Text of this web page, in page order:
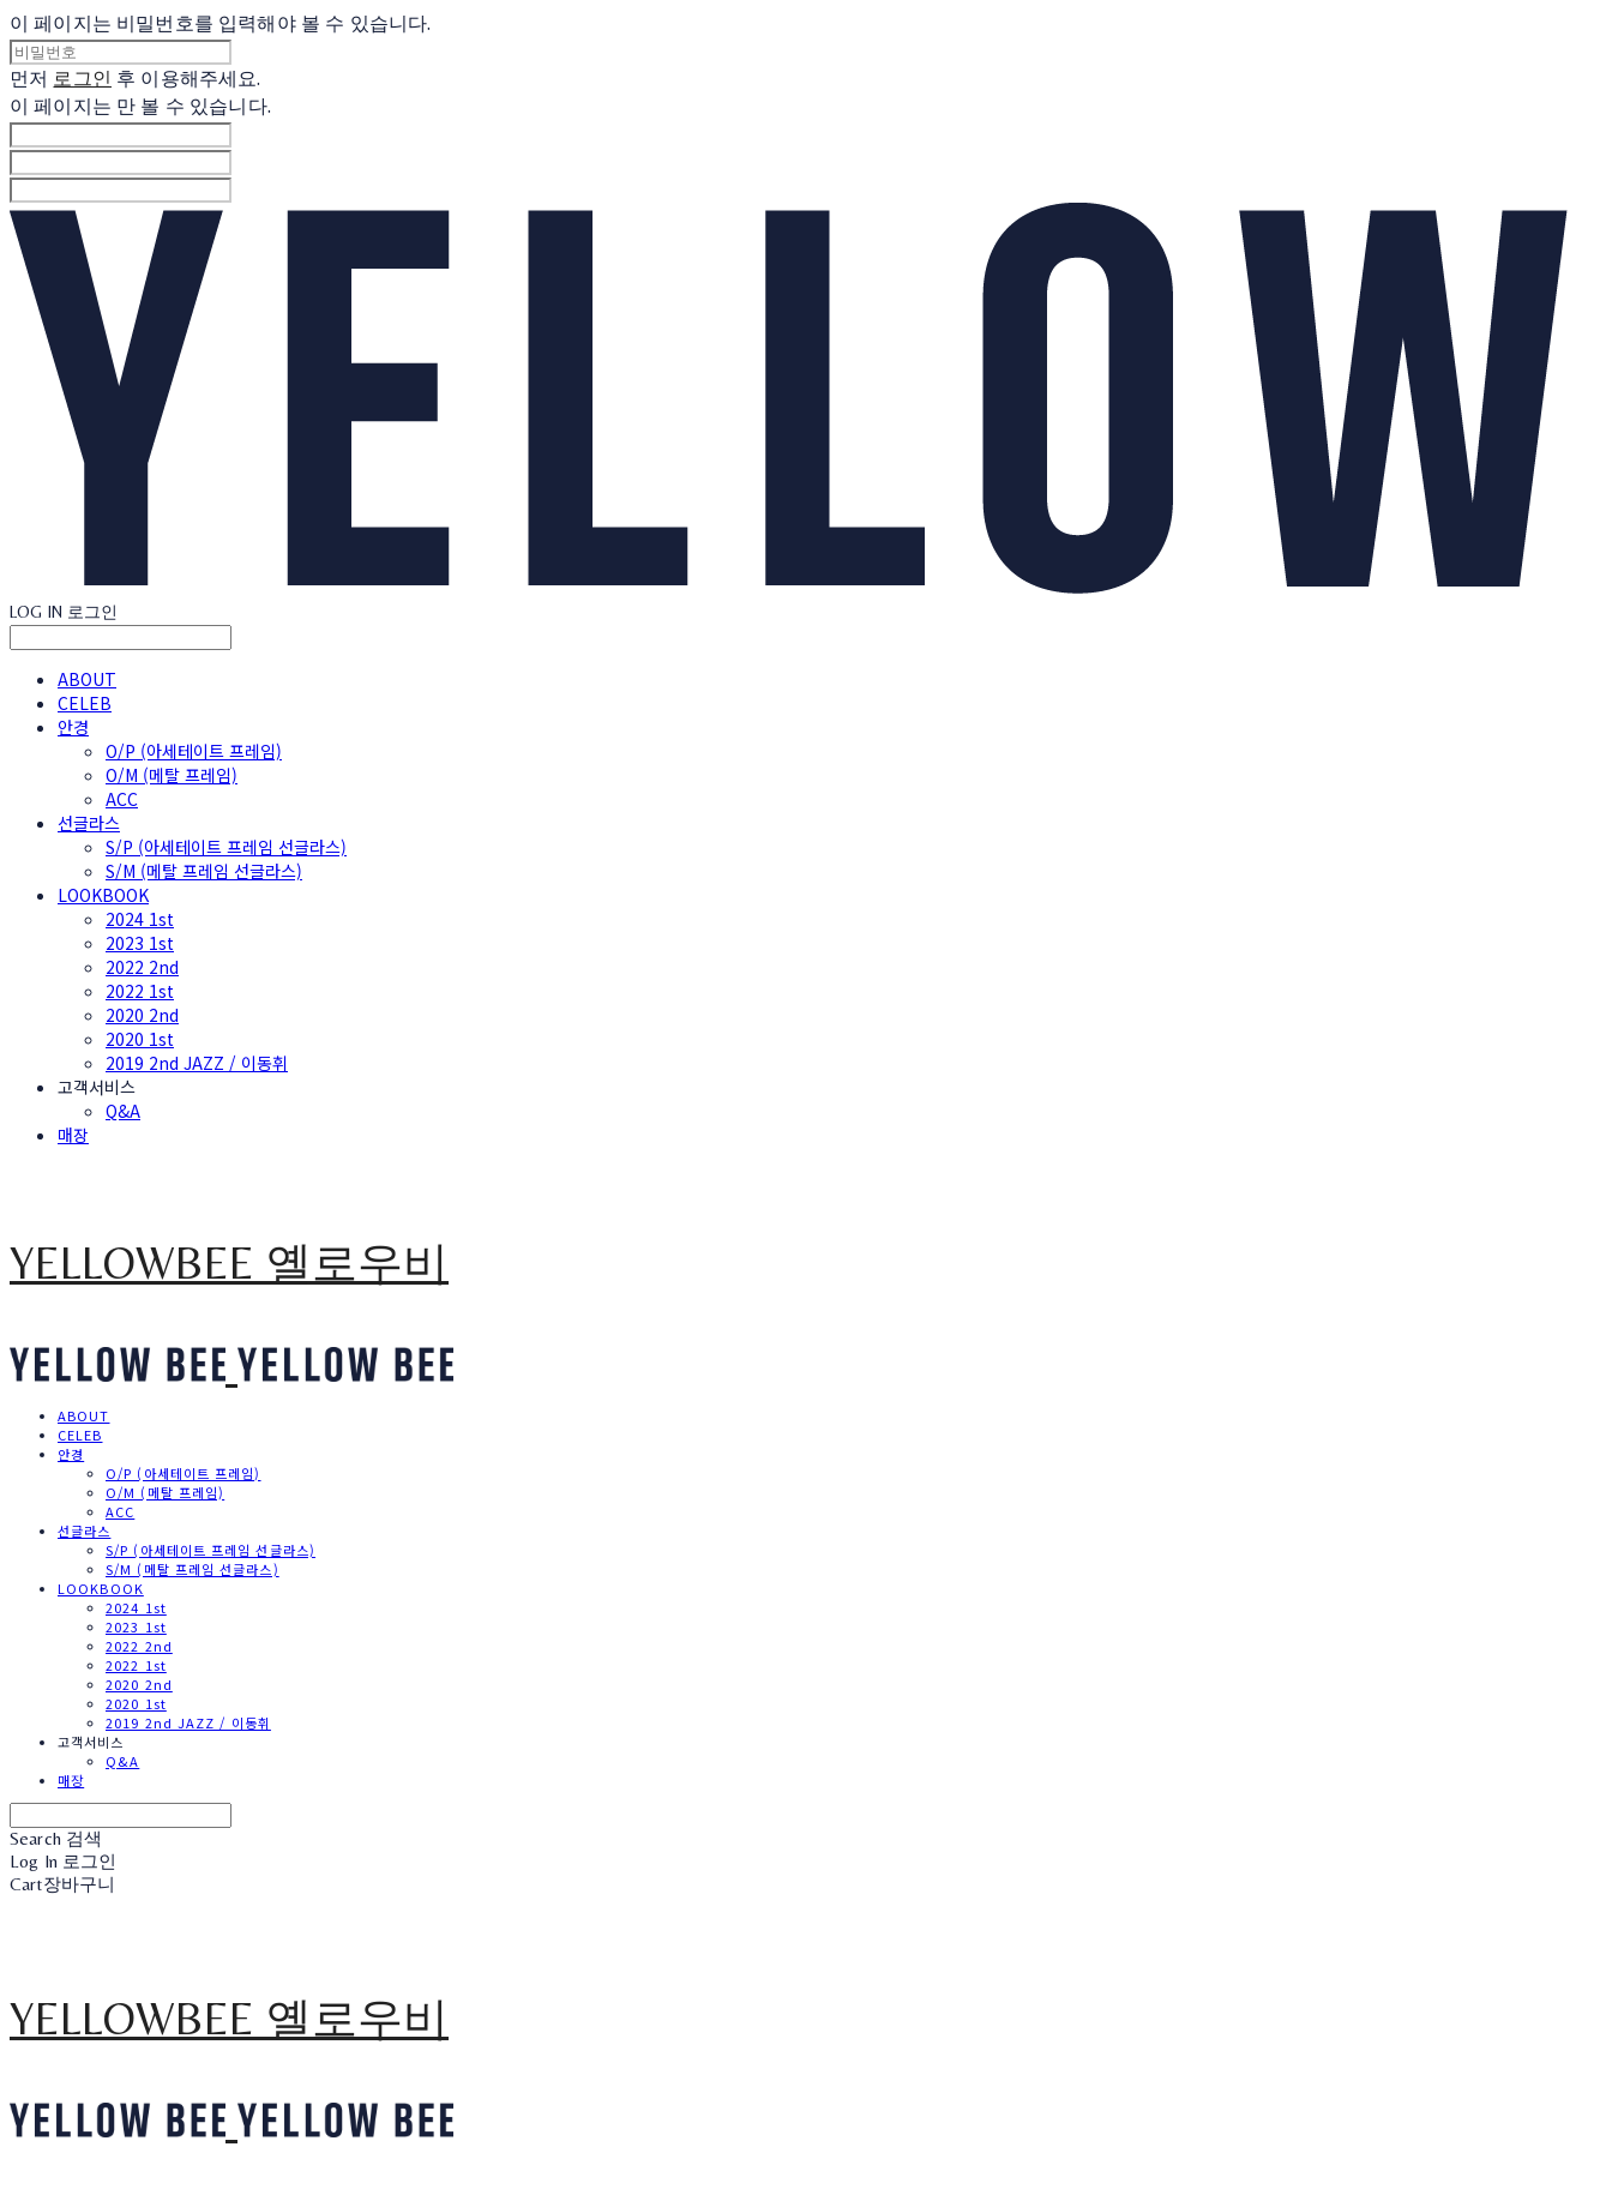
이 페이지는 비밀번호를 입력해야 볼 수 있습니다.
먼저 로그인 후 이용해주세요.
이 페이지는 만 볼 수 있습니다.
LOG IN 로그인
ABOUT
CELEB
안경
O/P (아세테이트 프레임)
O/M (메탈 프레임)
ACC
선글라스
S/P (아세테이트 프레임 선글라스)
S/M (메탈 프레임 선글라스)
LOOKBOOK
2024 1st
2023 1st
2022 2nd
2022 1st
2020 2nd
2020 1st
2019 2nd JAZZ / 이동휘
고객서비스
Q&A
매장
YELLOWBEE 옐로우비
ABOUT
CELEB
안경
O/P (아세테이트 프레임)
O/M (메탈 프레임)
ACC
선글라스
S/P (아세테이트 프레임 선글라스)
S/M (메탈 프레임 선글라스)
LOOKBOOK
2024 1st
2023 1st
2022 2nd
2022 1st
2020 2nd
2020 1st
2019 2nd JAZZ / 이동휘
고객서비스
Q&A
매장
Search 검색
Log In 로그인
Cart장바구니
YELLOWBEE 옐로우비